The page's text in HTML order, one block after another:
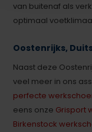
van buitenaf als
optimaal
Oostenrijks,
Naast deze
veel meer in ons
perfecte
eens onze Grisport
Birkenstock